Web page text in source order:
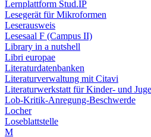
Lernplattform Stud.IP
Lesegerät für Mikroformen
Leserausweis
Lesesaal F (Campus II)
Library in a nutshell
Libri europae
Literaturdatenbanken
Literaturverwaltung mit Citavi
Literaturwerkstatt für Kinder- und
Lob-Kritik-Anregung-Beschwerde
Locher
Loseblattstelle
M